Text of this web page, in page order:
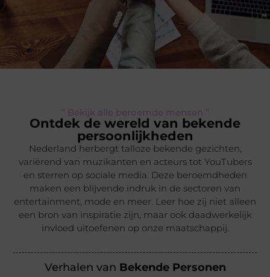
" Bekijk alle beroemde mensen "
Ontdek de wereld van bekende
persoonlijkheden
Nederland herbergt talloze bekende gezichten,
variërend van muzikanten en acteurs tot YouTubers
en sterren op sociale media. Deze beroemdheden
maken een blijvende indruk in de sectoren van
entertainment, mode en meer. Leer hoe zij niet alleen
een bron van inspiratie zijn, maar ook daadwerkelijk
invloed uitoefenen op onze maatschappij.
Verhalen van Bekende Personen